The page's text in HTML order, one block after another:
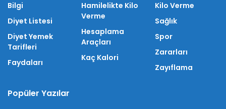
Bilgi
Diyet Listesi
Diyet Yemek
Tarifleri
Faydaları
Hamilelikte Kilo
Verme
Hesaplama
Araçları
Kaç Kalori
Kilo Verme
Sağlık
Spor
Zararları
Zayıflama
Popüler Yazılar